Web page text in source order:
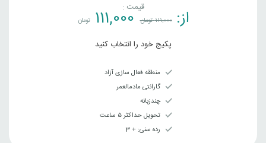
قیمت : از:111,000تومان 111,000 تومان
پکیج خود را انتخاب کنید
منطقه فعال سازی آزاد
گارانتی مادمالعمر
چندزبانه
تحویل حداکثر ۵ ساعت
رده سنی‌: + 3